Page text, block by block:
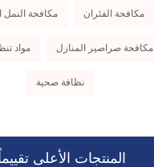
مكافحة الفئران مكافحة النمل
مكافحة صراصير المنازل مواد
نظافة صحية
المنتجات الأعلى